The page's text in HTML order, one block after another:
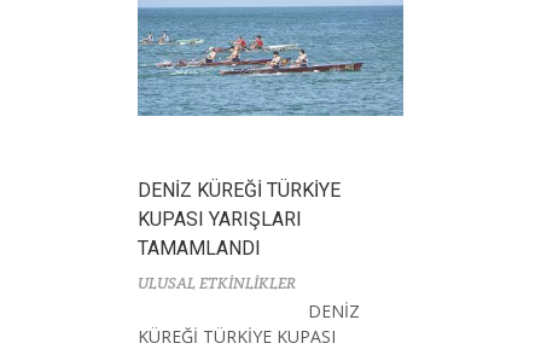
DENİZ KÜREĞİ TÜRKİYE
KUPASI YARIŞLARI
TAMAMLANDI
ULUSAL ETKİNLİKLER
DENİZ
KÜREĞİ TÜRKİYE KUPASI